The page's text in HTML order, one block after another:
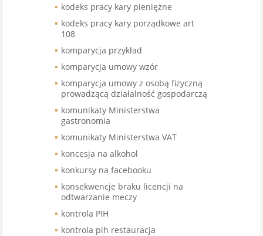
kodeks pracy kary pieniężne
kodeks pracy kary porządkowe art
108
komparycja przykład
komparycja umowy wzór
komparycja umowy z osobą fizyczną
prowadzącą działalność gospodarczą
komunikaty Ministerstwa
gastronomia
komunikaty Ministerstwa VAT
koncesja na alkohol
konkursy na facebooku
konsekwencje braku licencji na
odtwarzanie meczy
kontrola PIH
kontrola pih restauracja